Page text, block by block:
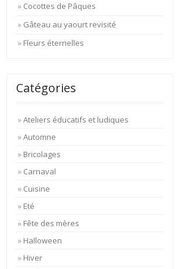
Cocottes de Pâques
Gâteau au yaourt revisité
Fleurs éternelles
Catégories
Ateliers éducatifs et ludiques
Automne
Bricolages
Carnaval
Cuisine
Eté
Fête des mères
Halloween
Hiver